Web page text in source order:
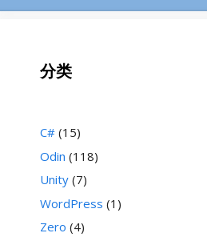
分类
C# (15)
Odin (118)
Unity (7)
WordPress (1)
Zero (4)